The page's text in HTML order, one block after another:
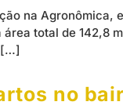
na
total de
[…]
no